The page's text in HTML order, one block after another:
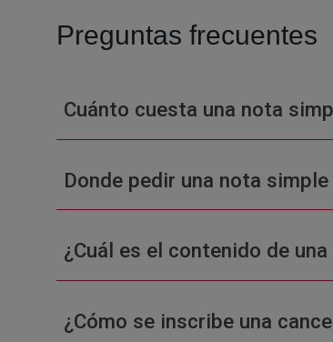
Preguntas frecuentes
Cuánto cuesta una nota
Donde pedir una nota simple
¿Cuál es el contenido de
¿Cómo se inscribe una